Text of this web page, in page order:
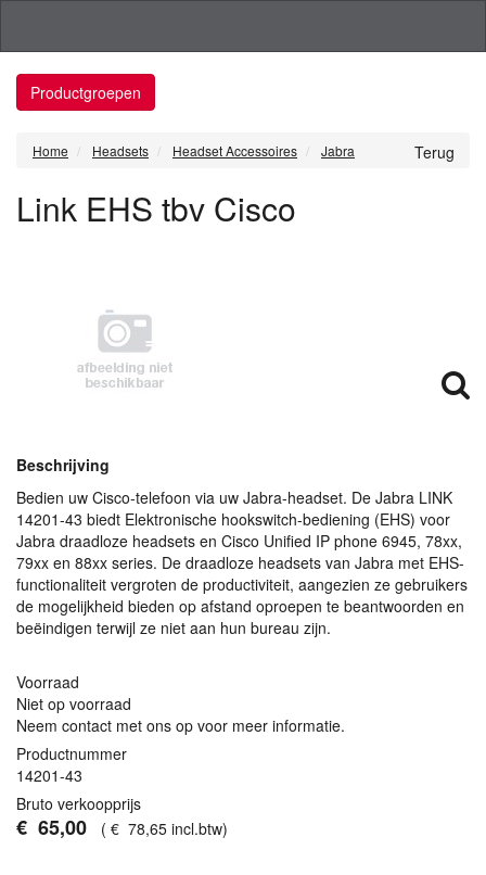
Productgroepen
Terug
Home Headsets Headset Accessoires Jabra
Link EHS tbv Cisco
Beschrijving
Bedien uw Cisco-telefoon via uw Jabra-headset. De Jabra LINK
14201-43 biedt Elektronische hookswitch-bediening (EHS) voor
Jabra draadloze headsets en Cisco Unified IP phone 6945, 78xx,
79xx en 88xx series. De draadloze headsets van Jabra met EHS-
functionaliteit vergroten de productiviteit, aangezien ze gebruikers
de mogelijkheid bieden op afstand oproepen te beantwoorden en
beëindigen terwijl ze niet aan hun bureau zijn.
Voorraad
Niet op voorraad
Neem contact met ons op voor meer informatie.
Productnummer
14201-43
Bruto verkoopprijs
€ 65,00 ( € 78,65 incl.btw)